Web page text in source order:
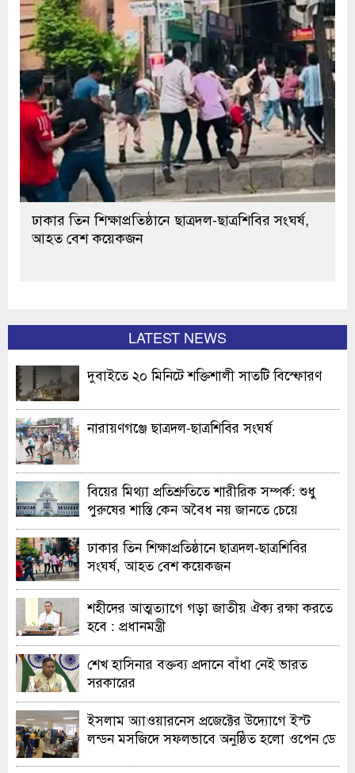
ঢাকার তিন শিক্ষাপ্রতিষ্ঠানে ছাত্রদল-ছাত্রশিবির সংঘর্ষ,
আহত বেশ কয়েকজন
LATEST NEWS
দুবাইতে ২০ মিনিটে শক্তিশালী সাতটি বিস্ফোরণ
নারায়ণগঞ্জে ছাত্রদল-ছাত্রশিবির সংঘর্ষ
বিয়ের মিথ্যা প্রতিশ্রুতিতে শারীরিক সম্পর্ক: শুধু
পুরুষের শাস্তি কেন অবৈধ নয় জানতে চেয়ে
হাইকোর্টের রুল
ঢাকার তিন শিক্ষাপ্রতিষ্ঠানে ছাত্রদল-ছাত্রশিবির
সংঘর্ষ, আহত বেশ কয়েকজন
শহীদের আত্মত্যাগে গড়া জাতীয় ঐক্য রক্ষা করতে
হবে : প্রধানমন্ত্রী
শেখ হাসিনার বক্তব্য প্রদানে বাঁধা নেই ভারত
সরকারের
ইসলাম অ্যাওয়ারনেস প্রজেক্টের উদ্যোগে ইস্ট
লন্ডন মসজিদে সফলভাবে অনুষ্ঠিত হলো ওপেন ডে